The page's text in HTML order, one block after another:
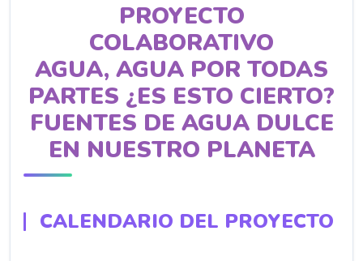
PROYECTO
COLABORATIVO
AGUA, AGUA POR TODAS
PARTES ¿ES ESTO CIERTO?
FUENTES DE AGUA DULCE
EN NUESTRO PLANETA
CALENDARIO DEL PROYECTO